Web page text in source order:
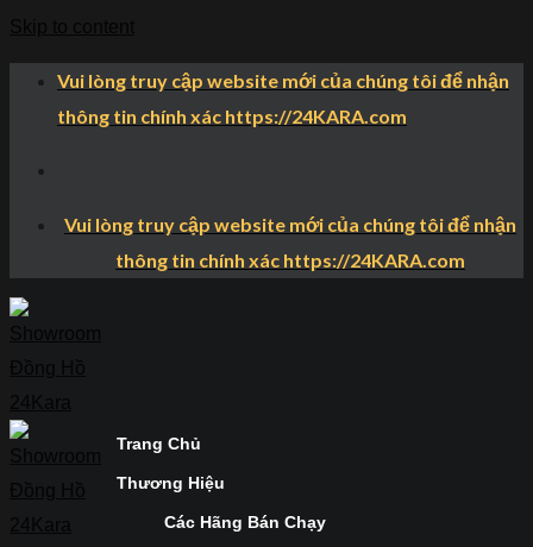
Vui lòng truy cập website mới của chúng tôi để nhận
thông tin chính xác https://24KARA.com
Vui lòng truy cập website mới của chúng tôi để nhận
thông tin chính xác https://24KARA.com
Trang Chủ
Thương Hiệu
Các Hãng Bán Chạy